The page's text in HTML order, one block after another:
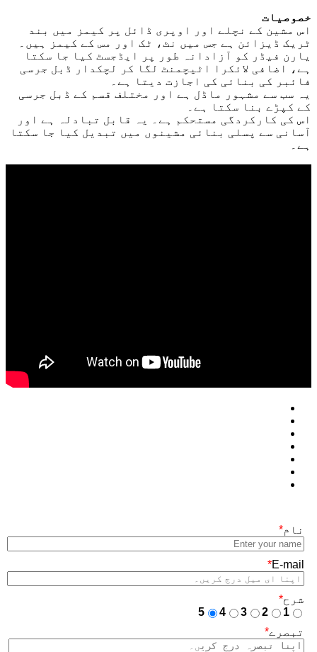
خصوصیات
اس مشین کے نچلے اور اوپری ڈائل پر کیمز میں بند
ٹریک ڈیزائن ہے جس میں نٹ، ٹک اور مس کے کیمز ہیں۔
یارن فیڈر کو آزادانہ طور پر ایڈجسٹ کیا جا سکتا
ہے، اضافی لائکرا اٹیچمنٹ لگا کر لچکدار ڈبل جرسی
فائبر کی بنائی کی اجازت دیتا ہے۔
یہ سب سے مشہور ماڈل ہے اور مختلف قسم کے ڈبل جرسی
کے کپڑے بنا سکتا ہے۔
اس کی کارکردگی مستحکم ہے۔ یہ قابل تبادلہ ہے اور
آسانی سے پسلی بنائی مشینوں میں تبدیل کیا جا سکتا
ہے۔
نام*
E-mail
*
شرح*
1
2
3
4
5
تبصرے*